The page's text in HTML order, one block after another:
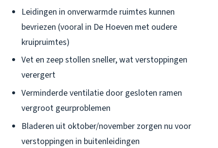
Leidingen in onverwarmde ruimtes kunnen
bevriezen (vooral in De Hoeven met oudere
kruipruimtes)
Vet en zeep stollen sneller, wat verstoppingen
verergert
Verminderde ventilatie door gesloten ramen
vergroot geurproblemen
Bladeren uit oktober/november zorgen nu voor
verstoppingen in buitenleidingen